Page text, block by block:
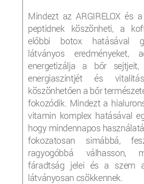
Mindezt az ARGIRELOX és a
peptidnek köszönheti, a
előbbi botox hatásával
látványos eredményeket,
energetizálja a bőr
energiaszintjét és
köszönhetően a bőr
fokozódik. Mindezt a
vitamin komplex hatásával
hogy mindennapos
fokozatosan simábbá,
ragyogóbbá válhasson,
fáradtság jelei és a szem
látványosan csökkennek.